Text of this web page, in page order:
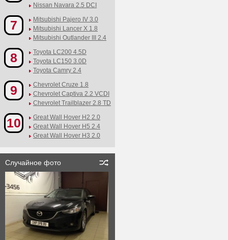
Nissan Navara 2.5 DCI
7
Mitsubishi Pajero IV 3.0
Mitsubishi Lancer X 1.8
Mitsubishi Outlander III 2.4
8
Toyota LC200 4.5D
Toyota LC150 3.0D
Toyota Camry 2.4
9
Chevrolet Cruze 1.8
Chevrolet Captiva 2.2 VCDI
Chevrolet Trailblazer 2.8 TD
10
Great Wall Hover H2 2.0
Great Wall Hover H5 2.4
Great Wall Hover H3 2.0
Случайное фото